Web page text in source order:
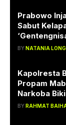
Prabowo
Sabut
BYNATANIA
Kapolresta
Propam
Narkoba
BYRAHMAT